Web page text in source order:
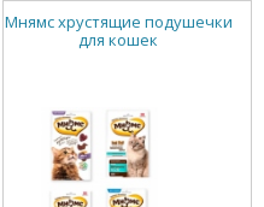
Мнямс хрустящие подушечки
для кошек